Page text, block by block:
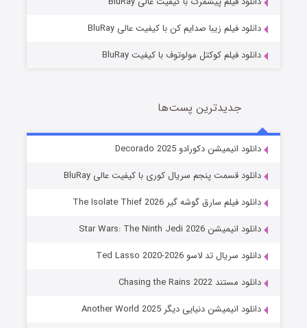
خاندان اژدها فصل ۳
جادوگری در مغولستان
دانلود فیلم زیبا صدایم کن با کیفیت عالی BluRay
دانلود فیلم کوکتل مولوتوف با کیفیت BluRay
جدیدترین پست‌ها
دانلود انیمیشن دکورادو Decorado 2025
دانلود قسمت پنجم سریال کوری با کیفیت عالی BluRay
دانلود فیلم سارق گوشه گیر The Isolate Thief 2026
دانلود انیمیشن Star Wars: The Ninth Jedi 2026
دانلود سریال تد لاسو Ted Lasso 2020-2026
دانلود مستند Chasing the Rains 2022
دانلود انیمیشن دنیایی دیگر Another World 2025